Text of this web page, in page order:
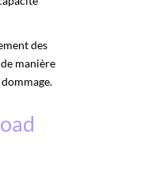
des
manière